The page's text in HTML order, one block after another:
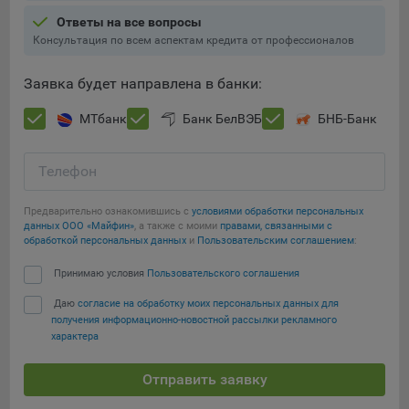
При этом, некоторые браузеры позволяют посещать
интернет-сайты в режиме «Инкогнито», чтобы ограничить
автоматически удалять сессионные файлы cookie. Кроме
того, субъект персональных данных может удалить ранее
сохраненные файлов cookie выбрав соответствующую
Подробнее о параметрах управления можно ознакомиться,
соответствующие страницы сайтов основных браузеров:
Firefox
Chrome
Safari
Opera
Microsoft Edge
Сохранить по умолчанию
Ответы на все вопросы
Консультация по всем аспектам кредита от профессионалов
Заявка будет направлена в банки:
МТбанк Банк БелВЭБ БНБ-Банк
Телефон
Предварительно ознакомившись с условиями обработки персональных
данных ООО «Майфин», а также с моими правами, связанными с
обработкой персональных данных и Пользовательским соглашением:
Принимаю условия Пользовательского соглашения
Даю согласие на обработку моих персональных данных для
получения информационно-новостной рассылки рекламного
характера
Отправить заявку